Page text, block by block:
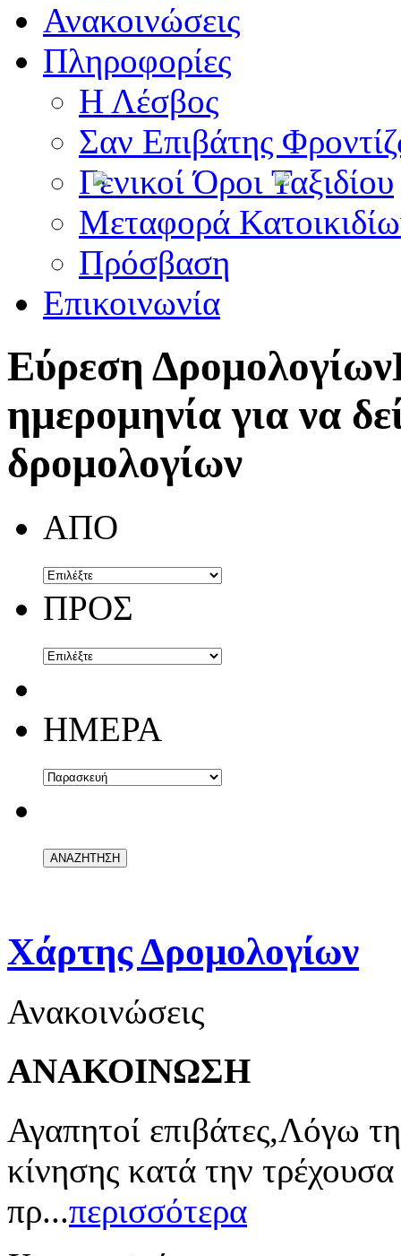
Ανακοινώσεις
Πληροφορίες
Η Λέσβος
Σαν Επιβάτης
Γενικοί Όροι Ταξιδίου
Μεταφορά
Πρόσβαση
Επικοινωνία
Εύρεση Δρομολογίων
ημερομηνία για να
δρομολογίων
ΑΠΟ
ΠΡΟΣ
ΗΜΕΡΑ
Χάρτης Δρομολογίων
Ανακοινώσεις
ΑΝΑΚΟΙΝΩΣΗ
Αγαπητοί επιβάτες,Λόγω
κίνησης κατά την
πρ...περισσότερα